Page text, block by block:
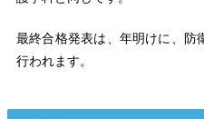
最終合格発表は、年明けに、防
行われます。